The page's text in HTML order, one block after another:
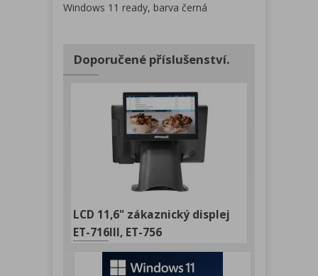
Windows 11 ready, barva černá
Doporučené příslušenství.
LCD 11,6" zákaznický displej
ET-716III, ET-756